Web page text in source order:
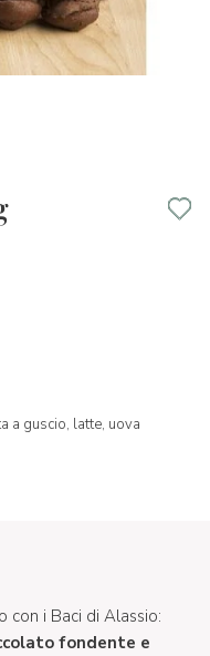
a guscio, latte, uova
con i Baci di Alassio:
fondente e